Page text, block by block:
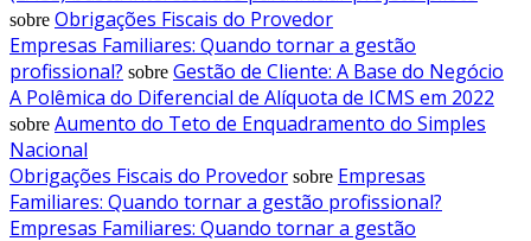
sobre Obrigações Fiscais do Provedor
Empresas Familiares: Quando tornar a gestão
profissional? sobre Gestão de Cliente: A Base do Negócio
A Polêmica do Diferencial de Alíquota de ICMS em 2022
sobre Aumento do Teto de Enquadramento do Simples
Nacional
Obrigações Fiscais do Provedor sobre Empresas
Familiares: Quando tornar a gestão profissional?
Empresas Familiares: Quando tornar a gestão